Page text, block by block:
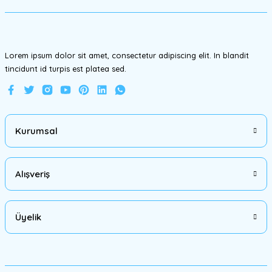
Lorem ipsum dolor sit amet, consectetur adipiscing elit. In blandit
tincidunt id turpis est platea sed.
Kurumsal
Alışveriş
Üyelik